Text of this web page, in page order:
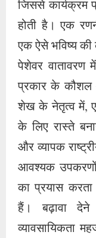
जिससे कार्यक्रम
होती है। एक
एक ऐसे भविष्य की
पेशेवर
प्रकार के कौशल
शेख के नेतृत्व में,
के लिए रास्ते
और व्यापक
आवश्यक
का प्रयास करता
हैं। बढ़ावा देने
व्यावसायिकता